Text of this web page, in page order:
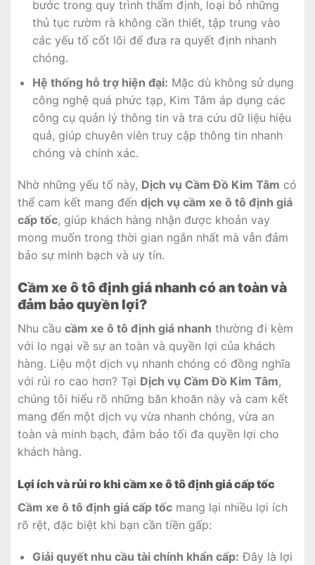
bước trong quy trình thẩm định, loại bỏ những
thủ tục rườm rà không cần thiết, tập trung vào
các yếu tố cốt lõi để đưa ra quyết định nhanh
chóng.
Hệ thống hỗ trợ hiện đại: Mặc dù không sử dụng
công nghệ quá phức tạp, Kim Tâm áp dụng các
công cụ quản lý thông tin và tra cứu dữ liệu hiệu
quả, giúp chuyên viên truy cập thông tin nhanh
chóng và chính xác.
Nhờ những yếu tố này, Dịch vụ Cầm Đồ Kim Tâm có
thể cam kết mang đến dịch vụ cầm xe ô tô định giá
cấp tốc, giúp khách hàng nhận được khoản vay
mong muốn trong thời gian ngắn nhất mà vẫn đảm
bảo sự minh bạch và uy tín.
Cầm xe ô tô định giá nhanh có an toàn và
đảm bảo quyền lợi?
Nhu cầu cầm xe ô tô định giá nhanh thường đi kèm
với lo ngại về sự an toàn và quyền lợi của khách
hàng. Liệu một dịch vụ nhanh chóng có đồng nghĩa
với rủi ro cao hơn? Tại Dịch vụ Cầm Đồ Kim Tâm,
chúng tôi hiểu rõ những băn khoăn này và cam kết
mang đến một dịch vụ vừa nhanh chóng, vừa an
toàn và minh bạch, đảm bảo tối đa quyền lợi cho
khách hàng.
Lợi ích và rủi ro khi cầm xe ô tô định giá cấp tốc
Cầm xe ô tô định giá cấp tốc mang lại nhiều lợi ích
rõ rệt, đặc biệt khi bạn cần tiền gấp:
Giải quyết nhu cầu tài chính khẩn cấp: Đây là lợi